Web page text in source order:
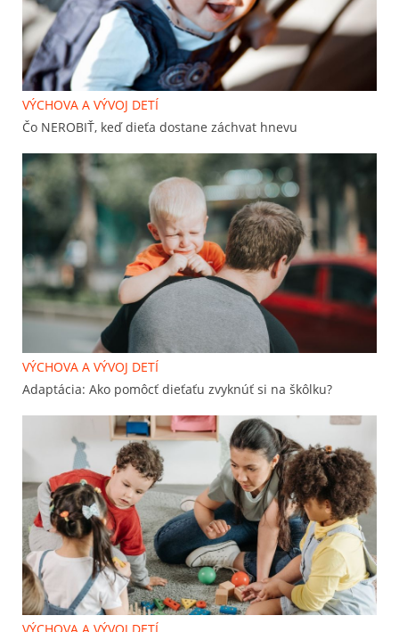
VÝCHOVA A VÝVOJ DETÍ
Čo NEROBIŤ, keď dieťa dostane záchvat hnevu
VÝCHOVA A VÝVOJ DETÍ
Adaptácia: Ako pomôcť dieťaťu zvyknúť si na škôlku?